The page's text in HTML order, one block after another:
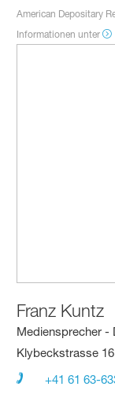
American Depositary
Informationen unter
Franz Kuntz
Mediensprecher -
Klybeckstrasse
+41 61 63-